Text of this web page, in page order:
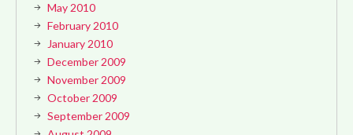
May 2010
February 2010
January 2010
December 2009
November 2009
October 2009
September 2009